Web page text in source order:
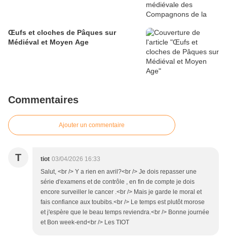
Œufs et cloches de Pâques sur
Médiéval et Moyen Age
Commentaires
Ajouter un commentaire
T tiot 03/04/2026 16:33
Salut, <br /> Y a rien en avril?<br /> Je dois repasser une
série d'examens et de contrôle , en fin de compte je dois
encore surveiller le cancer .<br /> Mais je garde le moral et
fais confiance aux toubibs.<br /> Le temps est plutôt morose
et j'espère que le beau temps reviendra.<br /> Bonne journée
et Bon week-end<br /> Les TIOT